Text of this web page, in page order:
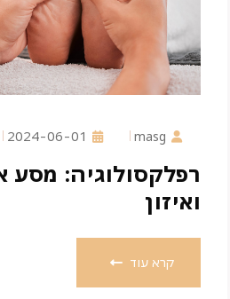
masg
2024-06-01
רפלקסולוגיה: מסע
ואיזון
קרא עוד